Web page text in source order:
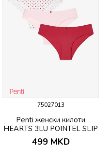
75027013
Penti женски килоти
HEARTS 3LU POINTEL SLIP
499 MKD